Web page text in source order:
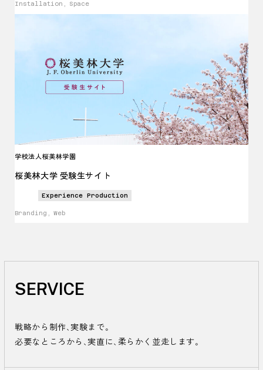
Installation, Space
学校法人桜美林学園
桜美林大学 受験生サイト
Experience Production
Branding, Web
SERVICE
戦略から制作、実験まで。
必要なところから、実直に、柔らかく並走します。